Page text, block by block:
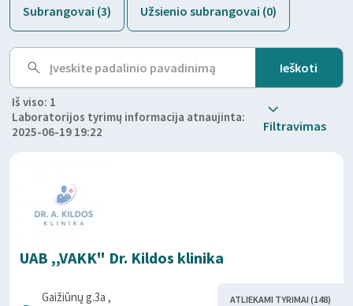
Subrangovai (3) Užsienio subrangovai (0)
Iš viso: 1
Laboratorijos tyrimų informacija atnaujinta:
2025-06-19 19:22
Filtravimas
UAB ,,VAKK" Dr. Kildos klinika
ATLIEKAMI TYRIMAI (148)
Gaižiūnų g.3a ,